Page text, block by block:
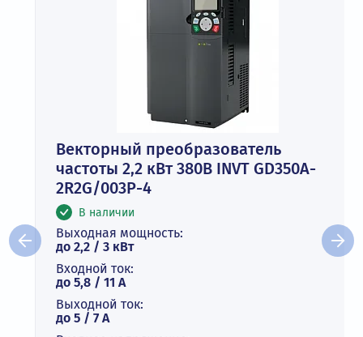
Векторный преобразователь
частоты 2,2 кВт 380В INVT GD350A-
2R2G/003P-4
В наличии
Выходная мощность:
до 2,2 / 3 кВт
Входной ток:
до 5,8 / 11 А
Выходной ток:
до 5 / 7 A